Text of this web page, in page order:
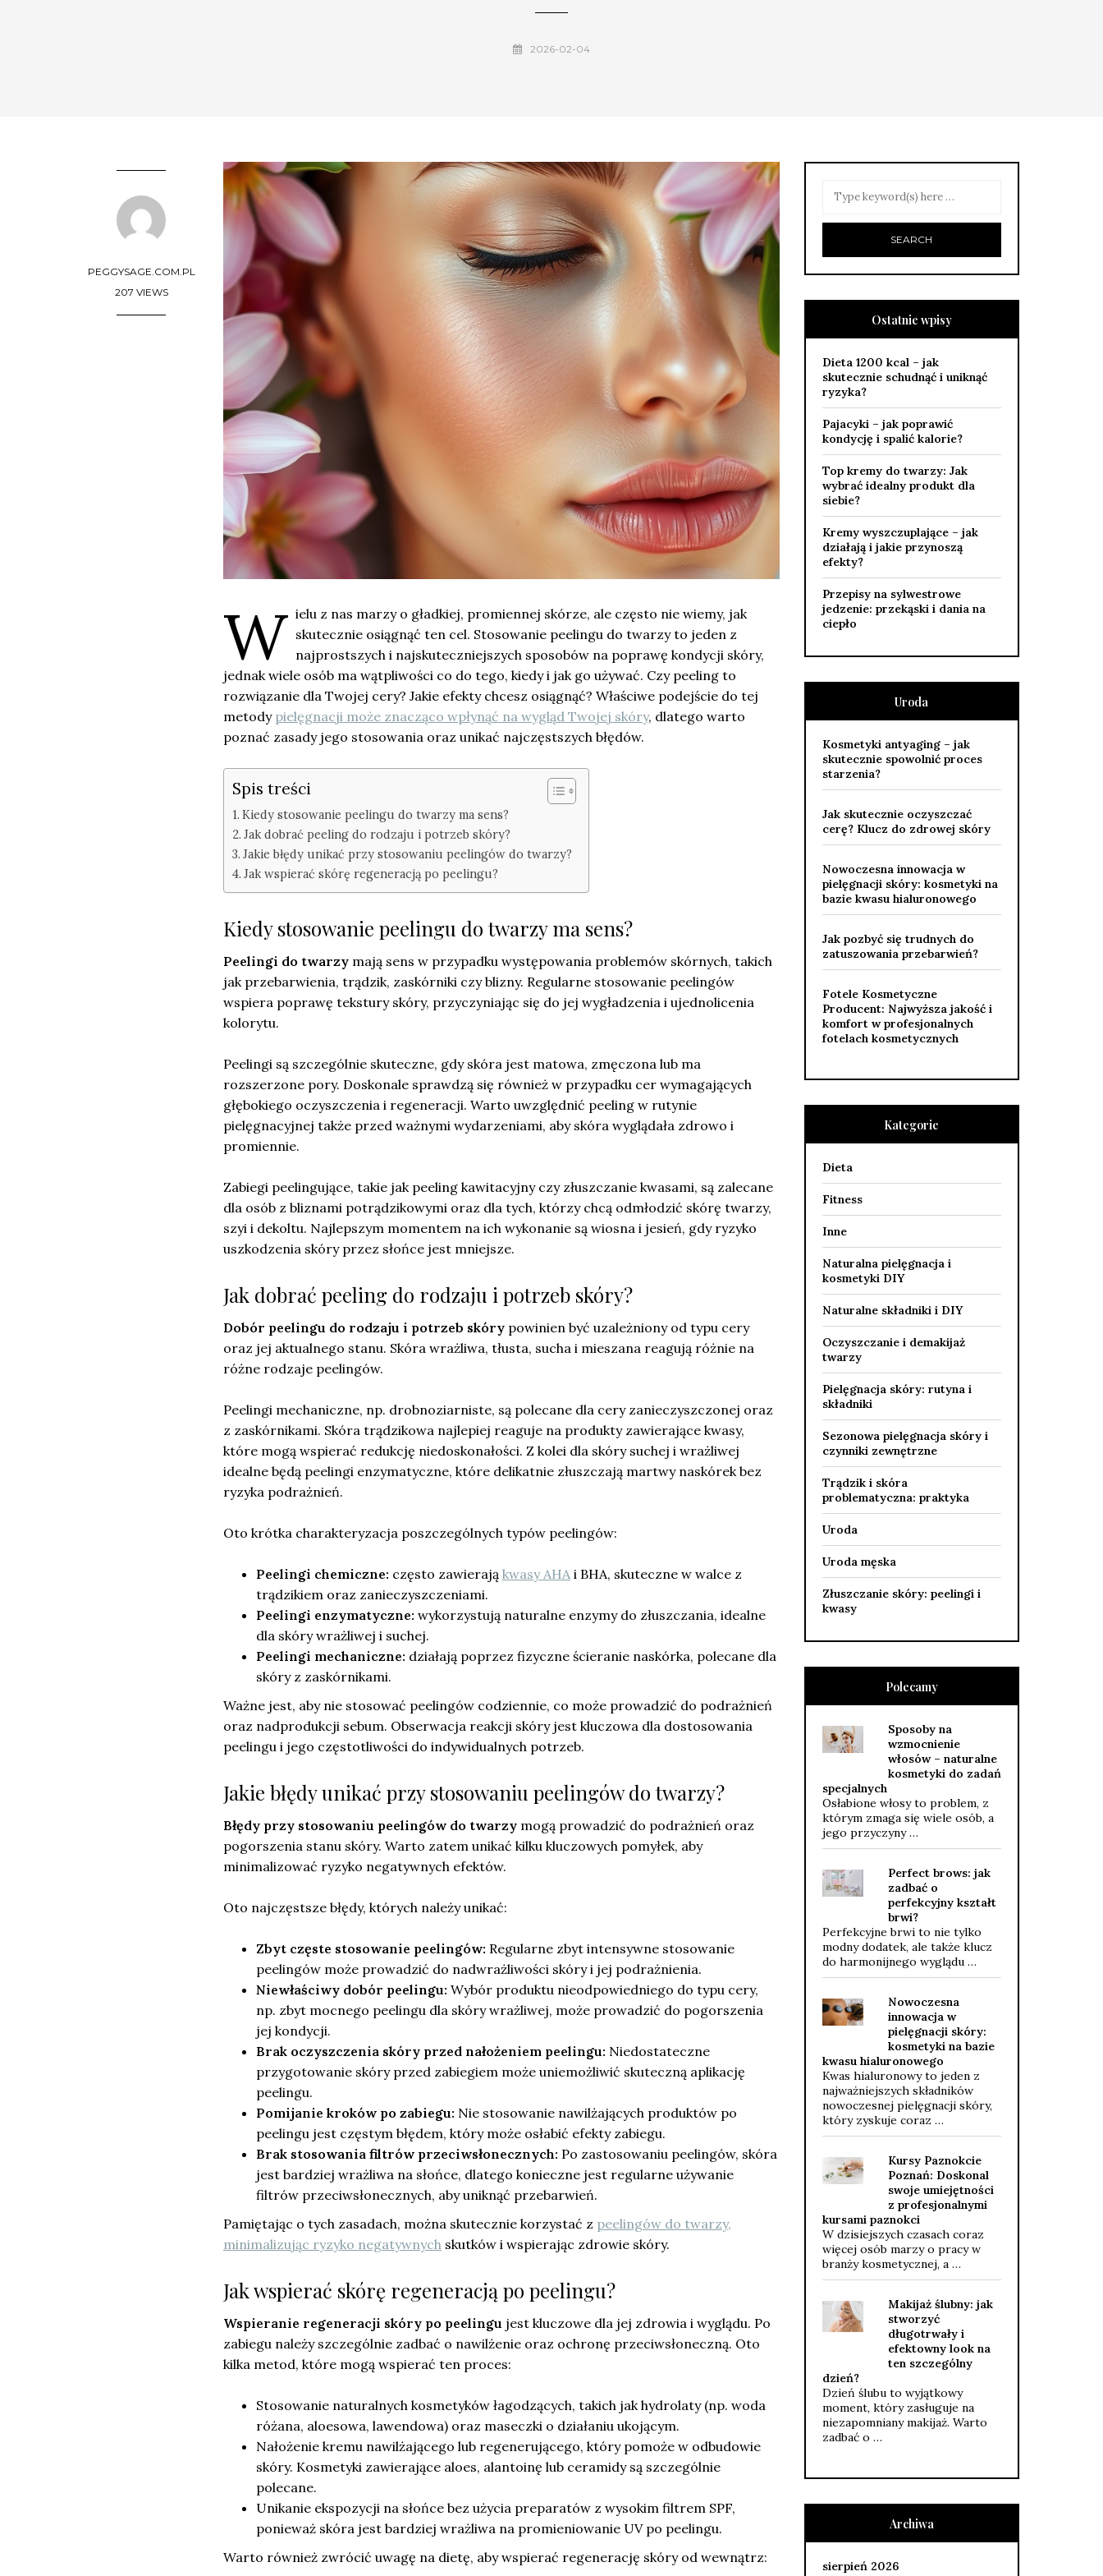
2026-02-04
PEGGYSAGE.COM.PL
207 VIEWS
W ielu z nas marzy o gładkiej, promiennej skórze, ale często nie wiemy, jak
skutecznie osiągnąć ten cel. Stosowanie peelingu do twarzy to jeden z
najprostszych i najskuteczniejszych sposobów na poprawę kondycji skóry,
jednak wiele osób ma wątpliwości co do tego, kiedy i jak go używać. Czy peeling to
rozwiązanie dla Twojej cery? Jakie efekty chcesz osiągnąć? Właściwe podejście do tej
metody pielęgnacji może znacząco wpłynąć na wygląd Twojej skóry, dlatego warto
poznać zasady jego stosowania oraz unikać najczęstszych błędów.
Spis treści
Kiedy stosowanie peelingu do twarzy ma sens?
Jak dobrać peeling do rodzaju i potrzeb skóry?
Jakie błędy unikać przy stosowaniu peelingów do twarzy?
Jak wspierać skórę regeneracją po peelingu?
Kiedy stosowanie peelingu do twarzy ma sens?
Peelingi do twarzy mają sens w przypadku występowania problemów skórnych, takich
jak przebarwienia, trądzik, zaskórniki czy blizny. Regularne stosowanie peelingów
wspiera poprawę tekstury skóry, przyczyniając się do jej wygładzenia i ujednolicenia
kolorytu.
Peelingi są szczególnie skuteczne, gdy skóra jest matowa, zmęczona lub ma
rozszerzone pory. Doskonale sprawdzą się również w przypadku cer wymagających
głębokiego oczyszczenia i regeneracji. Warto uwzględnić peeling w rutynie
pielęgnacyjnej także przed ważnymi wydarzeniami, aby skóra wyglądała zdrowo i
promiennie.
Zabiegi peelingujące, takie jak peeling kawitacyjny czy złuszczanie kwasami, są zalecane
dla osób z bliznami potrądzikowymi oraz dla tych, którzy chcą odmłodzić skórę twarzy,
szyi i dekoltu. Najlepszym momentem na ich wykonanie są wiosna i jesień, gdy ryzyko
uszkodzenia skóry przez słońce jest mniejsze.
Jak dobrać peeling do rodzaju i potrzeb skóry?
Dobór peelingu do rodzaju i potrzeb skóry powinien być uzależniony od typu cery
oraz jej aktualnego stanu. Skóra wrażliwa, tłusta, sucha i mieszana reagują różnie na
różne rodzaje peelingów.
Peelingi mechaniczne, np. drobnoziarniste, są polecane dla cery zanieczyszczonej oraz
z zaskórnikami. Skóra trądzikowa najlepiej reaguje na produkty zawierające kwasy,
które mogą wspierać redukcję niedoskonałości. Z kolei dla skóry suchej i wrażliwej
idealne będą peelingi enzymatyczne, które delikatnie złuszczają martwy naskórek bez
ryzyka podrażnień.
Oto krótka charakteryzacja poszczególnych typów peelingów:
Peelingi chemiczne: często zawierają kwasy AHA i BHA, skuteczne w walce z
trądzikiem oraz zanieczyszczeniami.
Peelingi enzymatyczne: wykorzystują naturalne enzymy do złuszczania, idealne
dla skóry wrażliwej i suchej.
Peelingi mechaniczne: działają poprzez fizyczne ścieranie naskórka, polecane dla
skóry z zaskórnikami.
Ważne jest, aby nie stosować peelingów codziennie, co może prowadzić do podrażnień
oraz nadprodukcji sebum. Obserwacja reakcji skóry jest kluczowa dla dostosowania
peelingu i jego częstotliwości do indywidualnych potrzeb.
Jakie błędy unikać przy stosowaniu peelingów do twarzy?
Błędy przy stosowaniu peelingów do twarzy mogą prowadzić do podrażnień oraz
pogorszenia stanu skóry. Warto zatem unikać kilku kluczowych pomyłek, aby
minimalizować ryzyko negatywnych efektów.
Oto najczęstsze błędy, których należy unikać:
Zbyt częste stosowanie peelingów: Regularne zbyt intensywne stosowanie
peelingów może prowadzić do nadwrażliwości skóry i jej podrażnienia.
Niewłaściwy dobór peelingu: Wybór produktu nieodpowiedniego do typu cery,
np. zbyt mocnego peelingu dla skóry wrażliwej, może prowadzić do pogorszenia
jej kondycji.
Brak oczyszczenia skóry przed nałożeniem peelingu: Niedostateczne
przygotowanie skóry przed zabiegiem może uniemożliwić skuteczną aplikację
peelingu.
Pomijanie kroków po zabiegu: Nie stosowanie nawilżających produktów po
peelingu jest częstym błędem, który może osłabić efekty zabiegu.
Brak stosowania filtrów przeciwsłonecznych: Po zastosowaniu peelingów, skóra
jest bardziej wrażliwa na słońce, dlatego konieczne jest regularne używanie
filtrów przeciwsłonecznych, aby uniknąć przebarwień.
Pamiętając o tych zasadach, można skutecznie korzystać z peelingów do twarzy,
minimalizując ryzyko negatywnych skutków i wspierając zdrowie skóry.
Jak wspierać skórę regeneracją po peelingu?
Wspieranie regeneracji skóry po peelingu jest kluczowe dla jej zdrowia i wyglądu. Po
zabiegu należy szczególnie zadbać o nawilżenie oraz ochronę przeciwsłoneczną. Oto
kilka metod, które mogą wspierać ten proces:
Stosowanie naturalnych kosmetyków łagodzących, takich jak hydrolaty (np. woda
różana, aloesowa, lawendowa) oraz maseczki o działaniu ukojącym.
Nałożenie kremu nawilżającego lub regenerującego, który pomoże w odbudowie
skóry. Kosmetyki zawierające aloes, alantoinę lub ceramidy są szczególnie
polecane.
Unikanie ekspozycji na słońce bez użycia preparatów z wysokim filtrem SPF,
ponieważ skóra jest bardziej wrażliwa na promieniowanie UV po peelingu.
Warto również zwrócić uwagę na dietę, aby wspierać regenerację skóry od wewnątrz:
Ostatnie wpisy
Dieta 1200 kcal – jak
skutecznie schudnąć i uniknąć
ryzyka?
Pajacyki – jak poprawić
kondycję i spalić kalorie?
Top kremy do twarzy: Jak
wybrać idealny produkt dla
siebie?
Kremy wyszczuplające – jak
działają i jakie przynoszą
efekty?
Przepisy na sylwestrowe
jedzenie: przekąski i dania na
ciepło
Uroda
Kosmetyki antyaging – jak
skutecznie spowolnić proces
starzenia?
Jak skutecznie oczyszczać
cerę? Klucz do zdrowej skóry
Nowoczesna innowacja w
pielęgnacji skóry: kosmetyki na
bazie kwasu hialuronowego
Jak pozbyć się trudnych do
zatuszowania przebarwień?
Fotele Kosmetyczne
Producent: Najwyższa jakość i
komfort w profesjonalnych
fotelach kosmetycznych
Kategorie
Dieta
Fitness
Inne
Naturalna pielęgnacja i
kosmetyki DIY
Naturalne składniki i DIY
Oczyszczanie i demakijaż
twarzy
Pielęgnacja skóry: rutyna i
składniki
Sezonowa pielęgnacja skóry i
czynniki zewnętrzne
Trądzik i skóra
problematyczna: praktyka
Uroda
Uroda męska
Złuszczanie skóry: peelingi i
kwasy
Polecamy
Sposoby na
wzmocnienie
włosów – naturalne
kosmetyki do zadań
specjalnych
Osłabione włosy to problem, z
którym zmaga się wiele osób, a
jego przyczyny …
Perfect brows: jak
zadbać o
perfekcyjny kształt
brwi?
Perfekcyjne brwi to nie tylko
modny dodatek, ale także klucz
do harmonijnego wyglądu …
Nowoczesna
innowacja w
pielęgnacji skóry:
kosmetyki na bazie
kwasu hialuronowego
Kwas hialuronowy to jeden z
najważniejszych składników
nowoczesnej pielęgnacji skóry,
który zyskuje coraz …
Kursy Paznokcie
Poznań: Doskonal
swoje umiejętności
z profesjonalnymi
kursami paznokci
W dzisiejszych czasach coraz
więcej osób marzy o pracy w
branży kosmetycznej, a …
Makijaż ślubny: jak
stworzyć
długotrwały i
efektowny look na
ten szczególny
dzień?
Dzień ślubu to wyjątkowy
moment, który zasługuje na
niezapomniany makijaż. Warto
zadbać o …
Archiwa
sierpień 2026